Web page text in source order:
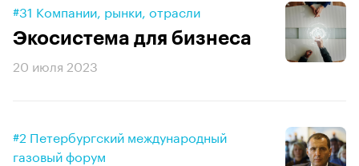
#31 Компании, рынки, отрасли
Экосистема для бизнеса
20 июля 2023
#2 Петербургский международный
газовый форум